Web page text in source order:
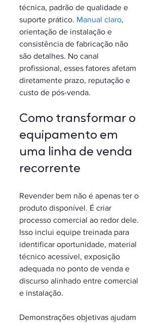
técnica, padrão de qualidade e
suporte prático. Manual claro,
orientação de instalação e
consistência de fabricação não
são detalhes. No canal
profissional, esses fatores afetam
diretamente prazo, reputação e
custo de pós-venda.
Como transformar o
equipamento em
uma linha de venda
recorrente
Revender bem não é apenas ter o
produto disponível. É criar
processo comercial ao redor dele.
Isso inclui equipe treinada para
identificar oportunidade, material
técnico acessível, exposição
adequada no ponto de venda e
discurso alinhado entre comercial
e instalação.
Demonstrações objetivas ajudam